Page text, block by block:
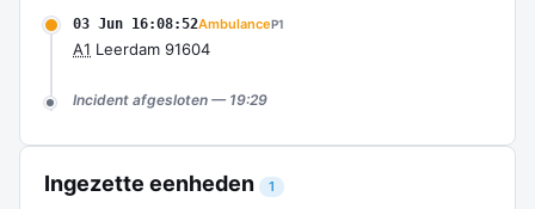
03 Jun 16:08:52AmbulanceP1
A1 Leerdam 91604
Incident afgesloten — 19:29
Ingezette eenheden 1